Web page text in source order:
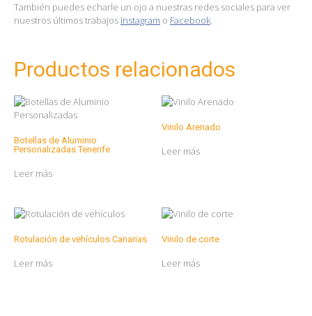
También puedes echarle un ojo a nuestras redes sociales para ver
nuestros últimos trabajos Instagram o Facebook.
Productos relacionados
Botellas de Aluminio
Personalizadas Tenerife
Leer más
Vinilo Arenado
Leer más
Rotulación de vehículos Canarias
Leer más
Vinilo de corte
Leer más